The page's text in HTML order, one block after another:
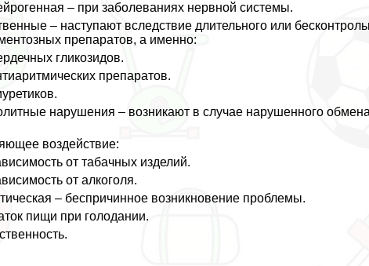
– при заболеваниях нервной системы.
– наступают вследствие длительного или
препаратов, а именно:
гликозидов.
препаратов.
нарушения – возникают в случае нарушенного
воздействие:
от табачных изделий.
от алкоголя.
– беспричинное возникновение проблемы.
пищи при голодании.